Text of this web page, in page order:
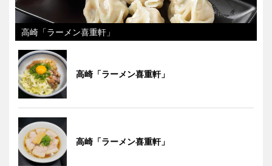
高崎「ラーメン喜重軒」
高崎「ラーメン喜重軒」
高崎「ラーメン喜重軒」